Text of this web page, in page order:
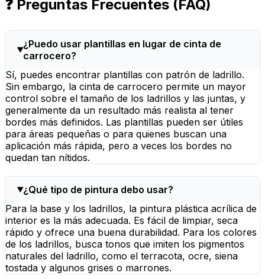
❓ Preguntas Frecuentes (FAQ)
¿Puedo usar plantillas en lugar de cinta de
carrocero?
Sí, puedes encontrar plantillas con patrón de ladrillo.
Sin embargo, la cinta de carrocero permite un mayor
control sobre el tamaño de los ladrillos y las juntas, y
generalmente da un resultado más realista al tener
bordes más definidos. Las plantillas pueden ser útiles
para áreas pequeñas o para quienes buscan una
aplicación más rápida, pero a veces los bordes no
quedan tan nítidos.
¿Qué tipo de pintura debo usar?
Para la base y los ladrillos, la pintura plástica acrílica de
interior es la más adecuada. Es fácil de limpiar, seca
rápido y ofrece una buena durabilidad. Para los colores
de los ladrillos, busca tonos que imiten los pigmentos
naturales del ladrillo, como el terracota, ocre, siena
tostada y algunos grises o marrones.